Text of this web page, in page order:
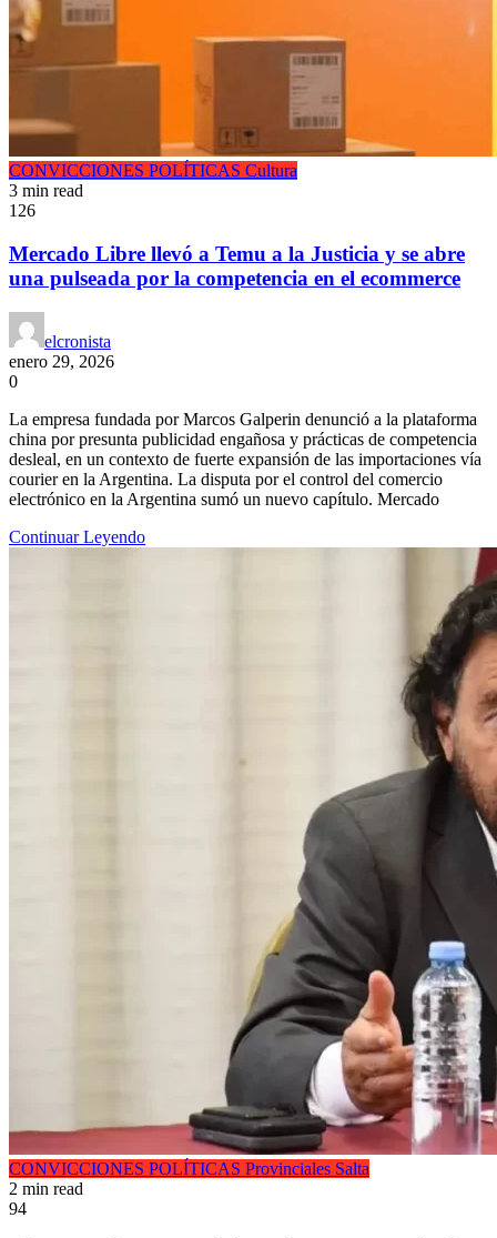
CONVICCIONES POLÍTICAS Cultura
3 min read
126
Mercado Libre llevó a Temu a la Justicia y se abre
una pulseada por la competencia en el ecommerce
elcronista
enero 29, 2026
0
La empresa fundada por Marcos Galperin denunció a la plataforma
china por presunta publicidad engañosa y prácticas de competencia
desleal, en un contexto de fuerte expansión de las importaciones vía
courier en la Argentina. La disputa por el control del comercio
electrónico en la Argentina sumó un nuevo capítulo. Mercado
Continuar Leyendo
CONVICCIONES POLÍTICAS Provinciales Salta
2 min read
94